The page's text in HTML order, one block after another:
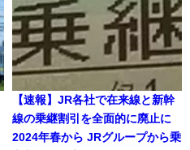
【速報】JR各社で在来線と新幹
線の乗継割引を全面的に廃止に
2024年春から JRグループから乗